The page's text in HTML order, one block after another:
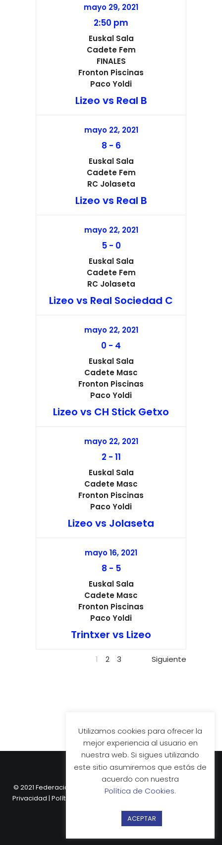
mayo 29, 2021
2:50 pm
Euskal Sala
Cadete Fem
FINALES
Fronton Piscinas
Paco Yoldi
Lizeo vs Real B
mayo 22, 2021
8 - 6
Euskal Sala
Cadete Fem
RC Jolaseta
Lizeo vs Real B
mayo 22, 2021
5- 0
Euskal Sala
Cadete Fem
RC Jolaseta
Lizeo vs Real Sociedad C
mayo 22, 2021
0 - 4
Euskal Sala
Cadete Masc
Fronton Piscinas
Paco Yoldi
Lizeo vs CH Stick Getxo
mayo 22, 2021
2 - 11
Euskal Sala
Cadete Masc
Fronton Piscinas
Paco Yoldi
Lizeo vs Jolaseta
mayo 16, 2021
8 - 5
Euskal Sala
Cadete Masc
Fronton Piscinas
Paco Yoldi
Trintxer vs Lizeo
1 2 3 Siguiente
© 2021 Federación Vasca de Hockey.Aviso Legal|
Privacidad | Política de Cookies
Comunicación.
Utilizamos cookies para ofrecer la
mejor experiencia al usuario en
nuestra web. Si sigues utilizando
este sitio asumiremos que estás de
acuerdo con nuestra
Política de Cookies.
ACEPTAR